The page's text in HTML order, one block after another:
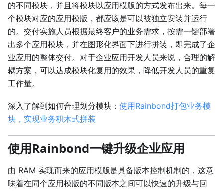
的不同模块，并且将模块以应用模版的方式发布出来。每一
个模块对应的应用模版，都应该是可以被独立安装并运行
的。交付实施人员根据最终客户的业务需求，按需一键部署
出多个应用模块，并在图形化界面下进行拼装，即完成了企
业应用的整体交付。对于企业应用开发人员来说，合理的解
耦方案，可以达成模块化复用的效果，降低开发人员的重复
工作量。
深入了解到如何合理划分模块： 使用Rainbond打包业务模
块，实现业务积木式拼装
使用Rainbond一键升级企业应用
由 RAM 实现而来的应用模版是具备版本控制机制的，这意
味着在同个应用模版的不同版本之间可以快速的升级与回